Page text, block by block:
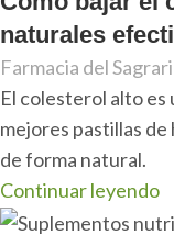
naturales
Farmacia del
El colesterol alto es
mejores pastillas
de forma natural.
Continuar leyendo